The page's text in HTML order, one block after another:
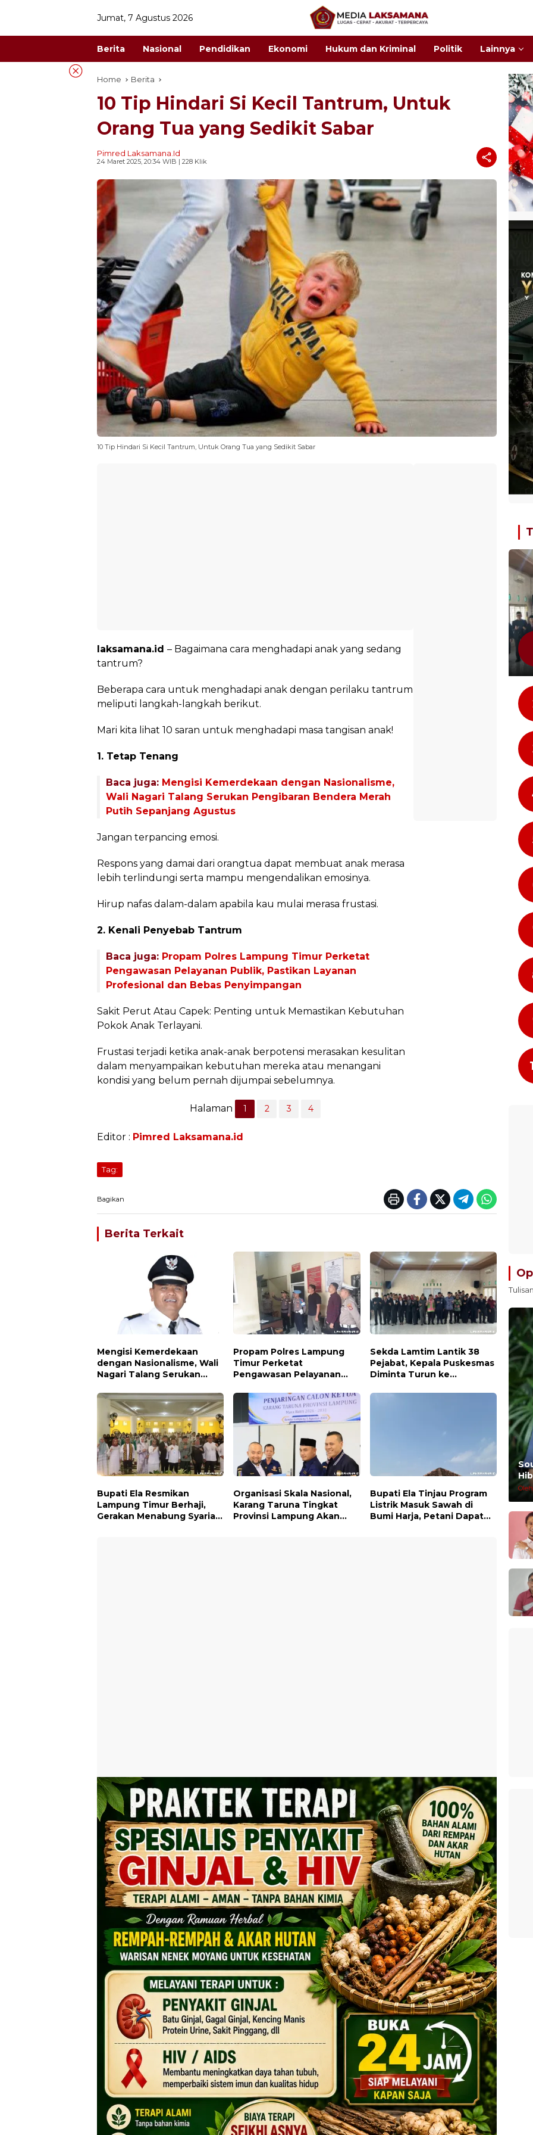
Jumat, 7 Agustus 2026
Berita Nasional Pendidikan Ekonomi Hukum dan Kriminal Politik Lainnya
Home Berita
10 Tip Hindari Si Kecil Tantrum, Untuk
Orang Tua yang Sedikit Sabar
Pimred Laksamana.id
24 Maret 2025, 20:34 WIB | 228 Klik
10 Tip Hindari Si Kecil Tantrum, Untuk Orang Tua yang Sedikit Sabar
laksamana.id – Bagaimana cara menghadapi anak yang sedang
tantrum?
Beberapa cara untuk menghadapi anak dengan perilaku tantrum
meliputi langkah-langkah berikut.
Mari kita lihat 10 saran untuk menghadapi masa tangisan anak!
1. Tetap Tenang
Baca juga: Mengisi Kemerdekaan dengan Nasionalisme,
Wali Nagari Talang Serukan Pengibaran Bendera Merah
Putih Sepanjang Agustus
Jangan terpancing emosi.
Respons yang damai dari orangtua dapat membuat anak merasa
lebih terlindungi serta mampu mengendalikan emosinya.
Hirup nafas dalam-dalam apabila kau mulai merasa frustasi.
2. Kenali Penyebab Tantrum
Baca juga: Propam Polres Lampung Timur Perketat
Pengawasan Pelayanan Publik, Pastikan Layanan
Profesional dan Bebas Penyimpangan
Sakit Perut Atau Capek: Penting untuk Memastikan Kebutuhan
Pokok Anak Terlayani.
Frustasi terjadi ketika anak-anak berpotensi merasakan kesulitan
dalam menyampaikan kebutuhan mereka atau menangani
kondisi yang belum pernah dijumpai sebelumnya.
Halaman 1 2 3 4
Editor : Pimred Laksamana.id
Tag:
Bagikan
Berita Terkait
Mengisi Kemerdekaan
dengan Nasionalisme, Wali
Nagari Talang Serukan
Putih Sepanjang Agustus
Propam Polres Lampung
Timur Perketat
Pengawasan Pelayanan
Profesional dan Bebas
Penyimpangan
Sekda Lamtim Lantik 38
Pejabat, Kepala Puskesmas
Diminta Turun ke
Tengah Masyarakat
Bupati Ela Resmikan
Lampung Timur Berhaji,
Gerakan Menabung Syariah
Organisasi Skala Nasional,
Karang Taruna Tingkat
Provinsi Lampung Akan
Bupati Ela Tinjau Program
Listrik Masuk Sawah di
Bumi Harja, Petani Dapat